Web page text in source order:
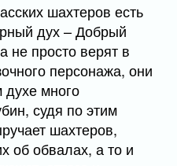
шахтеров есть
дух – Добрый
не просто верят в
персонажа, они
духе много
судя по этим
шахтеров,
об обвалах, а то и